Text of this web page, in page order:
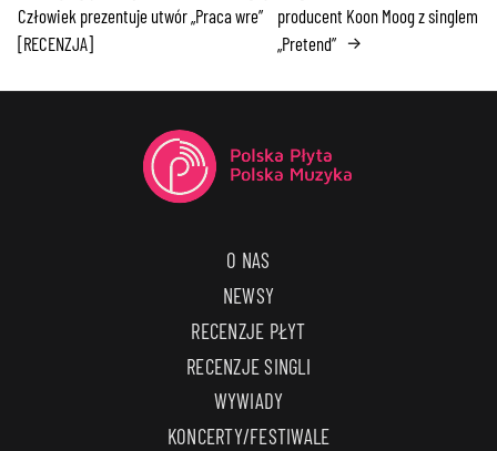
Człowiek prezentuje utwór „Praca wre”
[RECENZJA]
producent Koon Moog z singlem
„Pretend” →
O NAS
NEWSY
RECENZJE PŁYT
RECENZJE SINGLI
WYWIADY
KONCERTY/FESTIWALE